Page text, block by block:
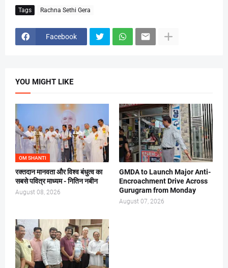
Tags Rachna Sethi Gera
Facebook
YOU MIGHT LIKE
OM SHANTI
रक्तदान मानवता और विश्व बंधुत्व का
सबसे पवित्र माध्यम - नितिन नबीन
August 08, 2026
GMDA to Launch Major Anti-
Encroachment Drive Across
Gurugram from Monday
August 07, 2026